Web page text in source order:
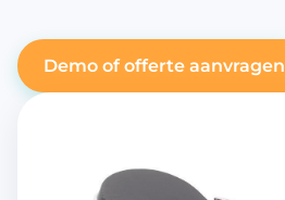
Demo of offerte aanvragen